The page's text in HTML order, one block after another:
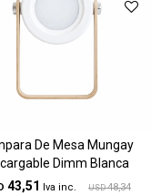
De Mesa Mungay
Dimm Blanca
43,51 USD 48,34